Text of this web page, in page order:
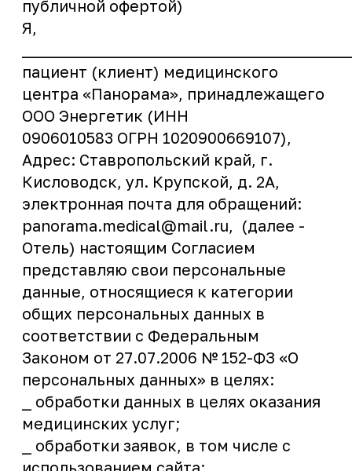
Кисловодск, ул. Крупской, д. 2А,
электронная почта для обращений:
panorama.medical@mail.ru, (далее -
Отель) настоящим Согласием
представляю свои персональные
данные, относящиеся к категории
общих персональных данных в
соответствии с Федеральным
Законом от 27.07.2006 № 152-ФЗ «О
⎯ обработки данных в целях оказания
медицинских услуг;
использованием сайта:
https://medkislovodsk.ru;
⎯ для целей повышения
осведомленности посетителей сайта
https://medkislovodsk.ru/ об услугах
медицинского центра;
⎯ предоставления релевантной
рекламной информации и
оптимизации рекламы, проведение
рекламных и информационных
⎯ обработки входящих запросов
посетителей сайта с целью
⎯ аналитики запросов физического
лица на сайте и функционирования
сайта https://medkislovodsk.ru/.